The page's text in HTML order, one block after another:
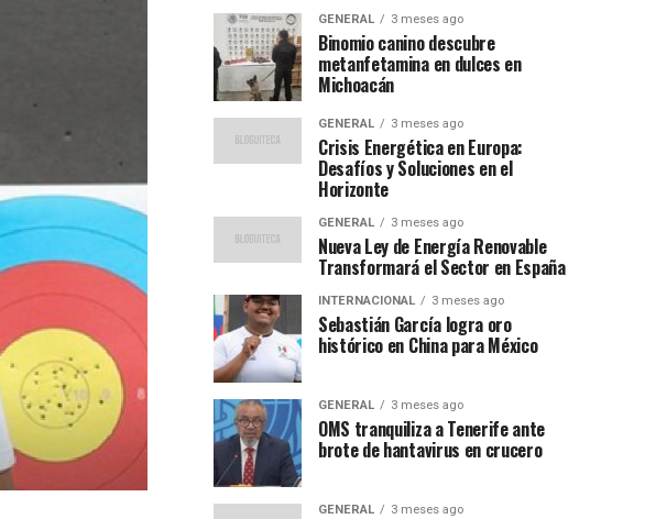
GENERAL 3 meses ago
Binomio canino descubre
metanfetamina en dulces en
Michoacán
GENERAL 3 meses ago
Crisis Energética en Europa:
Desafíos y Soluciones en el
Horizonte
GENERAL 3 meses ago
Nueva Ley de Energía Renovable
Transformará el Sector en España
INTERNACIONAL 3 meses ago
Sebastián García logra oro
histórico en China para México
GENERAL 3 meses ago
OMS tranquiliza a Tenerife ante
brote de hantavirus en crucero
GENERAL 3 meses ago